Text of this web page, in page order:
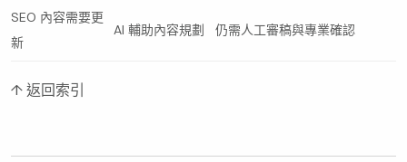
SEO 內容需要更
新
AI 輔助內容規劃 仍需人工審稿與專業確認
↑ 返回索引